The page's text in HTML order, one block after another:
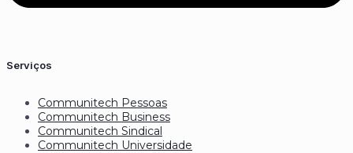
Serviços
Communitech Pessoas
Communitech Business
Communitech Sindical
Communitech Universidade